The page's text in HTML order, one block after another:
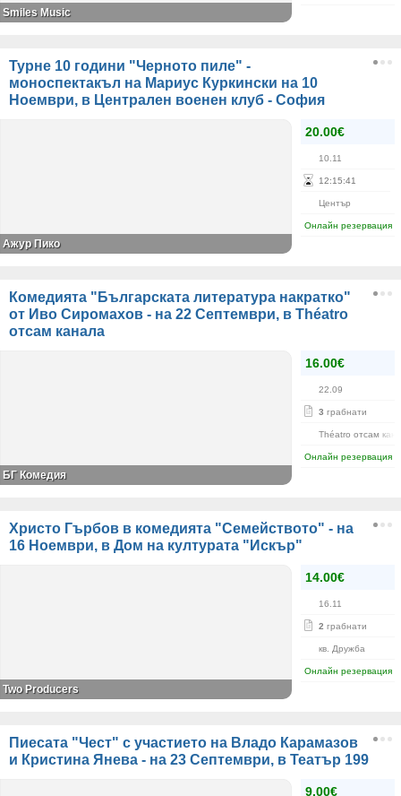
Smiles Music
Турне 10 години "Черното пиле" -
моноспектакъл на Мариус Куркински на 10
Ноември, в Централен военен клуб - София
20.00€
10.11
12:15:41
Център
Онлайн резервация
Ажур Пико
Комедията "Българската литература накратко"
от Иво Сиромахов - на 22 Септември, в Théatro
отсам канала
16.00€
22.09
3 грабнати
Théatro отсам
Онлайн резервация
БГ Комедия
Христо Гърбов в комедията "Семейството" - на
16 Ноември, в Дом на културата "Искър"
14.00€
16.11
2 грабнати
кв. Дружба
Онлайн резервация
Two Producers
Пиесата "Чест" с участието на Владо Карамазов
и Кристина Янева - на 23 Септември, в Театър 199
9.00€